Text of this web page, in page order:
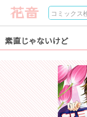
素直じゃないけど